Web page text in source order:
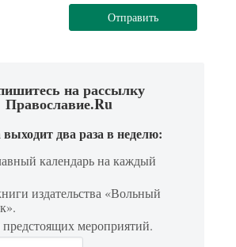
Отправить
на рассылку
Православие.Ru
два раза в неделю:
календарь на каждый
издательства «Вольный
мероприятий.